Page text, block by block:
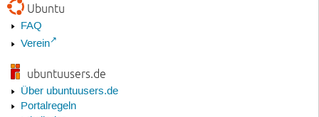
Ubuntu
FAQ
Verein
ubuntuusers.de
Über ubuntuusers.de
Portalregeln